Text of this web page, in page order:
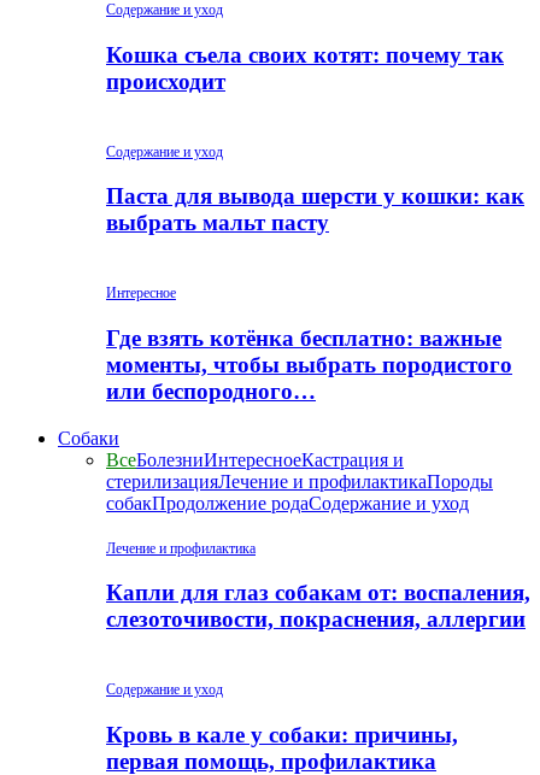
Содержание и уход
Кошка съела своих котят: почему так
происходит
Содержание и уход
Паста для вывода шерсти у кошки: как
выбрать мальт пасту
Интересное
Где взять котёнка бесплатно: важные
моменты, чтобы выбрать породистого
или беспородного…
Собаки
ВсеБолезниИнтересноеКастрация и
стерилизацияЛечение и профилактикаПороды
собакПродолжение родаСодержание и уход
Лечение и профилактика
Капли для глаз собакам от: воспаления,
слезоточивости, покраснения, аллергии
Содержание и уход
Кровь в кале у собаки: причины,
первая помощь, профилактика